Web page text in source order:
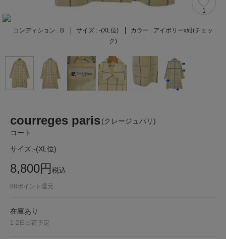
1
コンディション : B サイズ : -(XL位) カラー : アイボリーx紺(チェッ
ク)
courreges paris(クレージュパリ)
コート
サイズ:-(XL位)
8,800円税込
88ポイント還元
在庫あり
1-2日出荷予定